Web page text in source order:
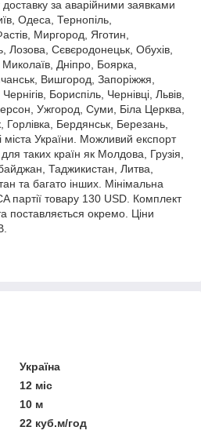
за аварійними заявками
Одеса, Тернопіль,
Миргород, Яготин,
Лозова, Сєвєродонецьк, Обухів,
Миколаїв, Дніпро, Боярка,
Вишгород, Запоріжжя,
Бориспіль, Чернівці, Львів,
Ужгород, Суми, Біла Церква,
Бердянськ, Березань,
міста України. Можливий експорт
таких країн як Молдова, Грузія,
Таджикистан, Литва,
та багато інших. Мінімальна
партії товару 130 USD. Комплект
поставляється окремо. Ціни
Україна
12 міс
10 м
22 куб.м/год